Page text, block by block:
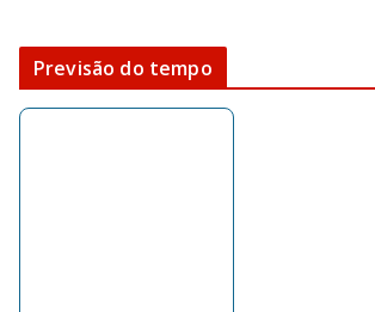
Previsão do tempo